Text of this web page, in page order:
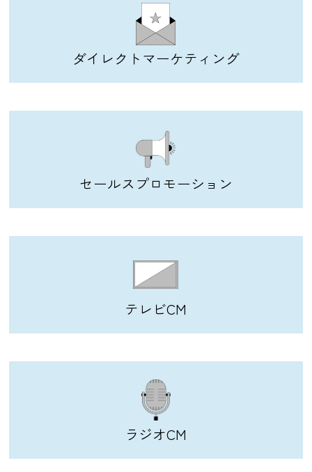
ダイレクトマーケティング
セールスプロモーション
テレビCM
ラジオCM